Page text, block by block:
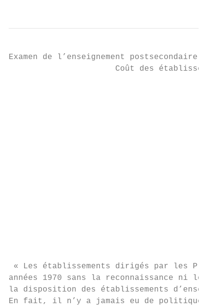
Examen de l’enseignement postsecondaire
Coût des
« Les établissements dirigés par les
années 1970 sans la reconnaissance ni le
la disposition des établissements
En fait, il n’y a jamais eu de politique